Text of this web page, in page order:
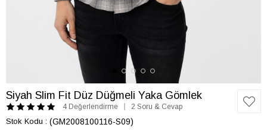
Siyah Slim Fit Düz Düğmeli Yaka Gömlek
4 Değerlendirme 2 Soru & Cevap
Stok Kodu (GM2008100116-S09)